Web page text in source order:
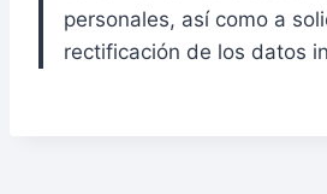
personales, así como a
rectificación de los datos